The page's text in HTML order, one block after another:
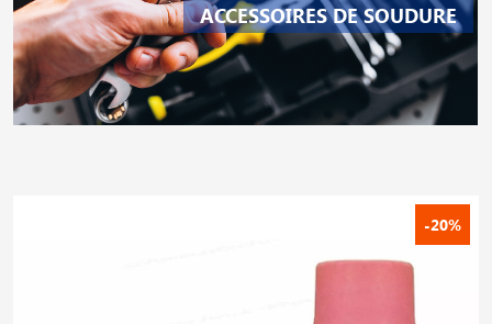
ACCESSOIRES DE SOUDURE
-20%